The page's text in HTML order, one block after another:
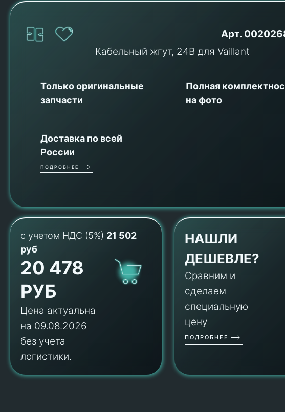
Арт.
Только оригинальные
запчасти
Полная
на фото
Доставка по всей
России
ПОДРОБНЕЕ
с учетом НДС (5%) 21 502
руб
20 478
РУБ
Цена актуальна
на 09.08.2026
без учета
логистики.
НАШЛИ
ДЕШЕВЛЕ?
Сравним и
сделаем
специальную
цену
ПОДРОБНЕЕ